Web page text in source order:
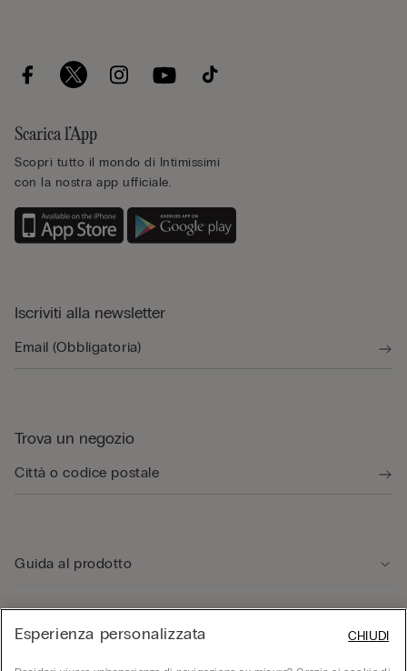
Scarica l’App
Scopri tutto il mondo di Intimissimi
con la nostra app ufficiale.
Iscriviti alla newsletter
Trova un negozio
Guida al prodotto
Esperienza personalizzata CHIUDI